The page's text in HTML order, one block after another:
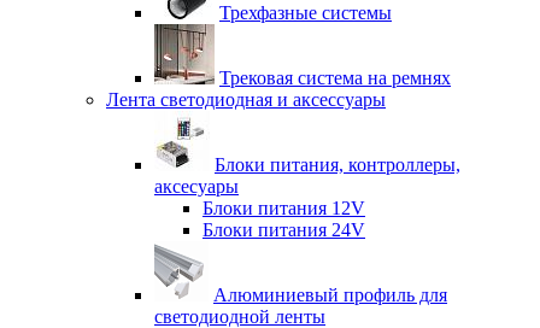
Трехфазные системы
Трековая система на ремнях
Лента светодиодная и аксессуары
Блоки питания, контроллеры,
аксесуары
Блоки питания 12V
Блоки питания 24V
Алюминиевый профиль для
светодиодной ленты